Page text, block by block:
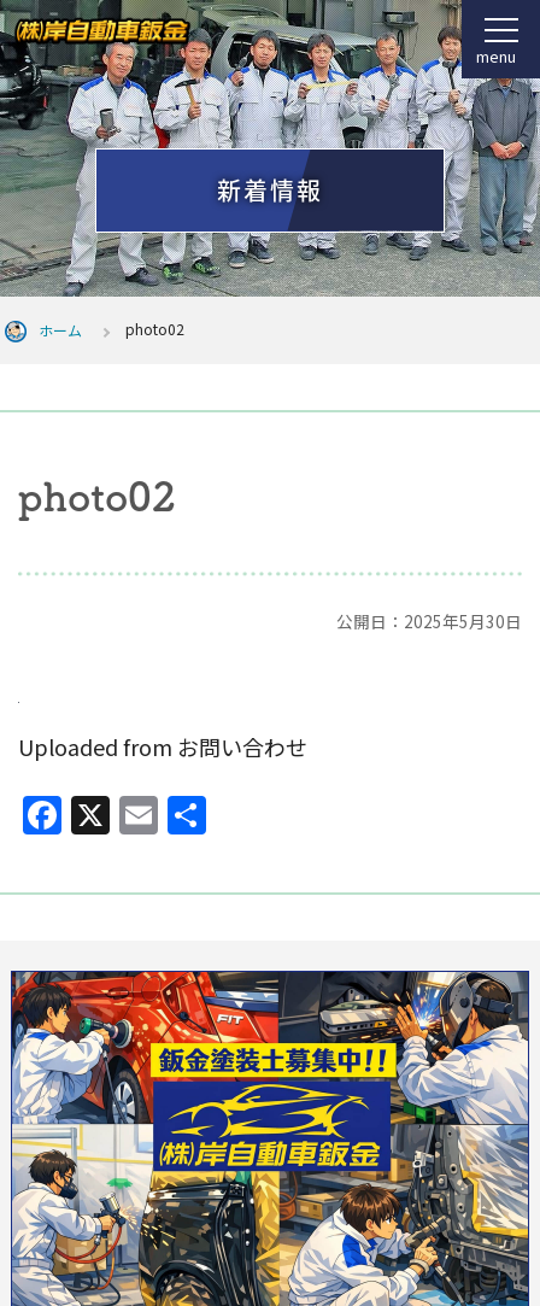
menu
新着情報
ホーム photo02
photo02
公開日：2025年5月30日
Uploaded from お問い合わせ
Facebook
X Email